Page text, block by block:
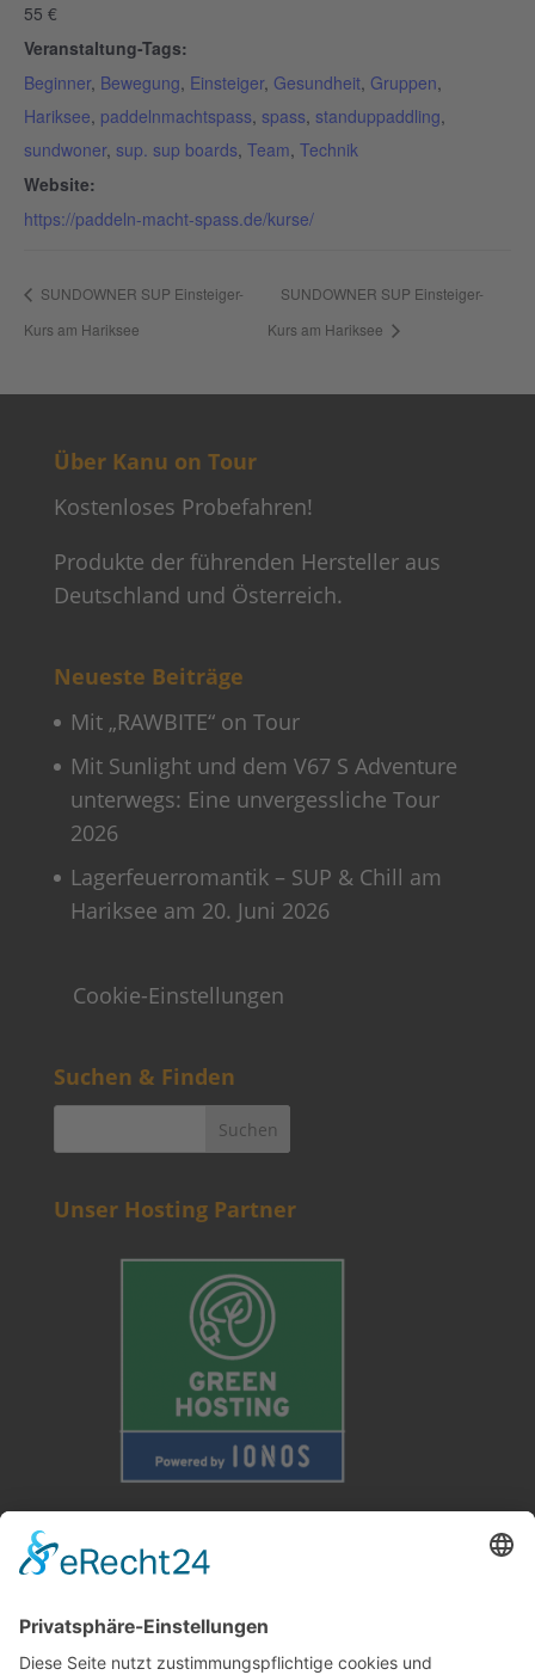
55 €
Veranstaltung-Tags:
Beginner, Bewegung, Einsteiger, Gesundheit, Gruppen,
Hariksee, paddelnmachtspass, spass, standuppaddling,
sundwoner, sup. sup boards, Team, Technik
Website:
https://paddeln-macht-spass.de/kurse/
SUNDOWNER SUP Einsteiger-
Kurs am Hariksee
SUNDOWNER SUP Einsteiger-
Kurs am Hariksee
Über Kanu on Tour
Kostenloses Probefahren!
Produkte der führenden Hersteller aus
Deutschland und Österreich.
Neueste Beiträge
Mit „RAWBITE“ on Tour
Mit Sunlight und dem V67 S Adventure
unterwegs: Eine unvergessliche Tour
2026
Lagerfeuerromantik – SUP & Chill am
Hariksee am 20. Juni 2026
Cookie-Einstellungen
Suchen & Finden
Unser Hosting Partner
Weitere Informationen
Kontakt
Newsletter